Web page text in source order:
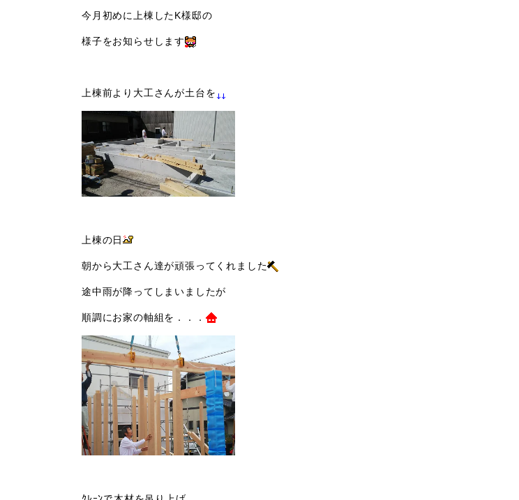
今月初めに上棟したK様邸の
様子をお知らせします
上棟前より大工さんが土台を
上棟の日
朝から大工さん達が頑張ってくれました
途中雨が降ってしまいましたが
順調にお家の軸組を．．．